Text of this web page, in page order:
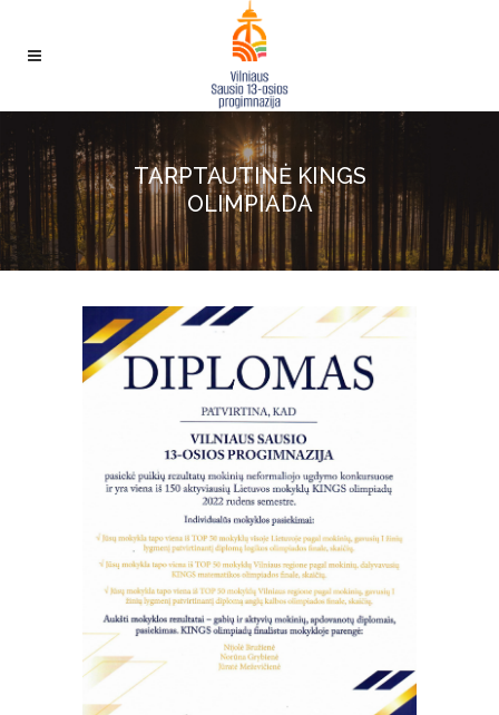
TARPTAUTINĖ KINGS
OLIMPIADA